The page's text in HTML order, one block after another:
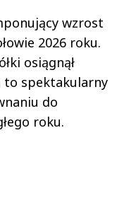
wzrost
2026 roku.
osiągnął
to spektakularny
do
roku.